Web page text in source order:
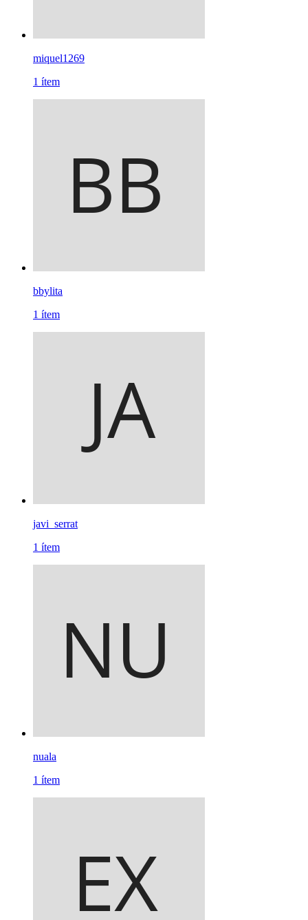
miquel1269
1 ítem
bbylita
1 ítem
javi_serrat
1 ítem
nuala
1 ítem